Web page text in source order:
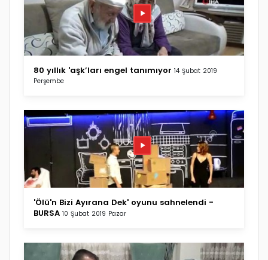
80 yıllık 'aşk’ları engel tanımıyor 14 Şubat 2019
Perşembe
'Ölü'n Bizi Ayırana Dek' oyunu sahnelendi -
BURSA 10 Şubat 2019 Pazar